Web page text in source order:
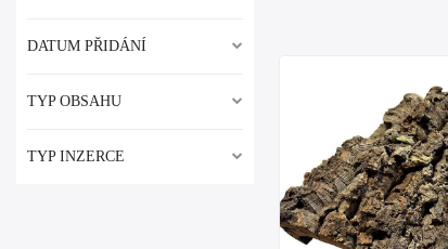
DATUM PŘIDÁNÍ
TYP OBSAHU
TYP INZERCE